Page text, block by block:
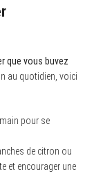
que vous buvez
au quotidien, voici
pour se
de citron ou
et encourager une